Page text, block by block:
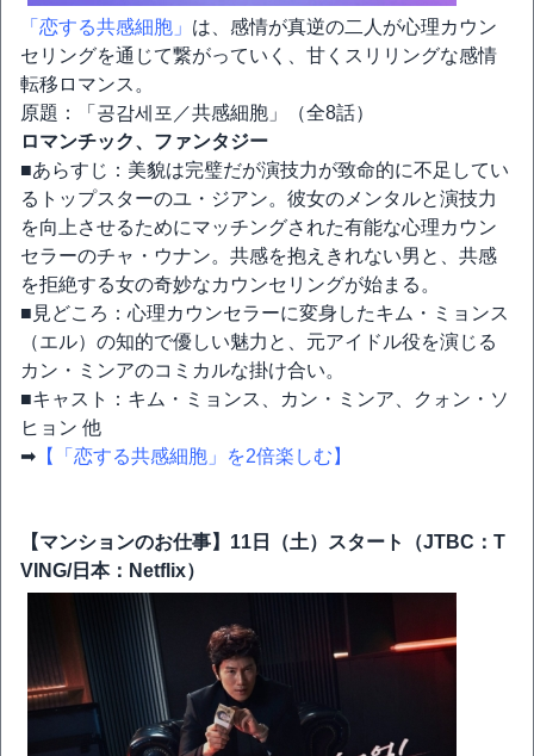
「恋する共感細胞」 は、感情が真逆の二人が心理カウン
セリングを通じて繋がっていく、甘くスリリングな感情
転移ロマンス。
原題：「공감세포／共感細胞」（全8話）
ロマンチック、ファンタジー
■あらすじ：美貌は完璧だが演技力が致命的に不足してい
るトップスターのユ・ジアン。彼女のメンタルと演技力
を向上させるためにマッチングされた有能な心理カウン
セラーのチャ・ウナン。共感を抱えきれない男と、共感
を拒絶する女の奇妙なカウンセリングが始まる。
■見どころ：心理カウンセラーに変身したキム・ミョンス
（エル）の知的で優しい魅力と、元アイドル役を演じる
カン・ミンアのコミカルな掛け合い。
■キャスト：キム・ミョンス、カン・ミンア、クォン・ソ
ヒョン 他
➡ 【「恋する共感細胞」を2倍楽しむ】
【マンションのお仕事】11日（土）スタート（JTBC：T
VING/日本：Netflix）